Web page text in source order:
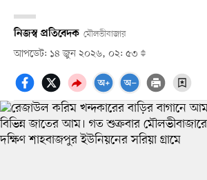
নিজস্ব প্রতিবেদক মৌলভীবাজার
আপডেট: ১৪ জুন ২০২৬, ০২: ৫৩